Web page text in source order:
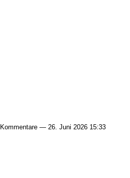
Kommentare — 26. Juni 2026 15:33